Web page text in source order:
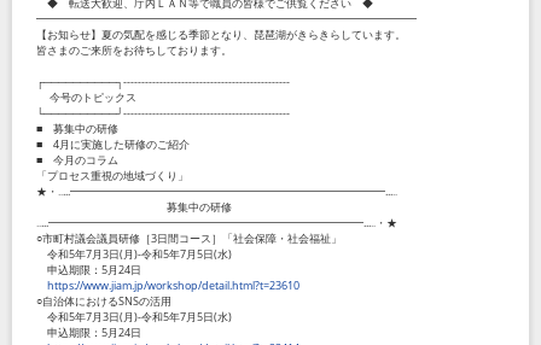
━━━━━━━━━━━━━━━━━━━━━━━━━━━━━━━━━━━
【お知らせ】夏の気配を感じる季節となり、琵琶湖がきらきらしています。
皆さまのご来所をお待ちしております。
┌──────────┐----------------------------------------------
今号のトピックス
└──────────┘----------------------------------------------
■ 募集中の研修
■ 4月に実施した研修のご紹介
■ 今月のコラム
「プロセス重視の地域づくり」
★・‥...━━━━━━━━━━━━━━━━━━━━━━━━━━━━━...‥
募集中の研修
‥...━━━━━━━━━━━━━━━━━━━━━━━━━━━━━...‥・★
○市町村議会議員研修［3日間コース］「社会保障・社会福祉」
令和5年7月3日(月)-令和5年7月5日(水)
申込期限：5月24日
https://www.jiam.jp/workshop/detail.html?t=23610
○自治体におけるSNSの活用
令和5年7月3日(月)-令和5年7月5日(水)
申込期限：5月24日